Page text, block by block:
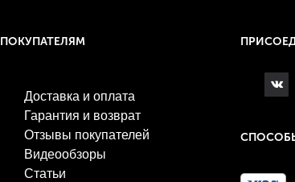
ПОКУПАТЕЛЯМ
Доставка и оплата
Гарантия и возврат
Отзывы покупателей
Видеообзоры
Статьи